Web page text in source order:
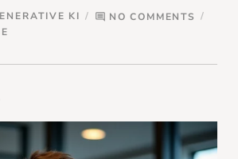
KI comment NO COMMENTS